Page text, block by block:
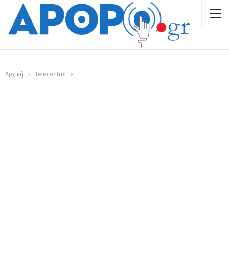
Αρχική Telecontrol